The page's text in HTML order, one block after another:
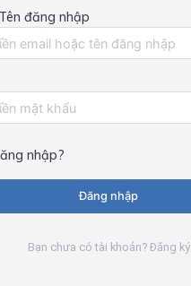
đăng nhập
nhập?
Đăng nhập
Bạn chưa có tài khoản? Đăng ký